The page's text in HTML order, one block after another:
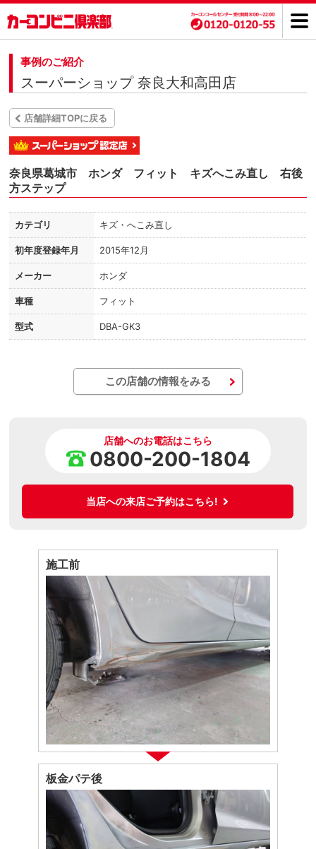
事例のご紹介
スーパーショップ 奈良大和高田店
店舗詳細TOPに戻る
奈良県葛城市 ホンダ フィット キズへこみ直し 右後
方ステップ
カテゴリ キズ・へこみ直し
初年度登録年月 2015年12月
メーカー ホンダ
車種 フィット
型式 DBA-GK3
この店舗の情報をみる
店舗へのお電話はこちら
0800-200-1804
当店への来店ご予約はこちら!
施工前
板金パテ後